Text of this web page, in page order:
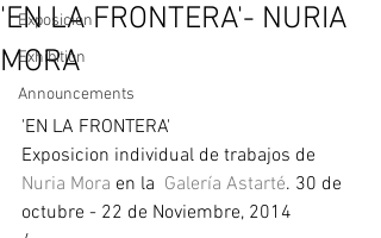
Exposicion
Exhibition
Announcements
'EN LA FRONTERA'- NURIA
MORA
'EN LA FRONTERA'
Exposicion individual de trabajos de
Nuria Mora en la Galería Astarté. 30 de
octubre - 22 de Noviembre, 2014